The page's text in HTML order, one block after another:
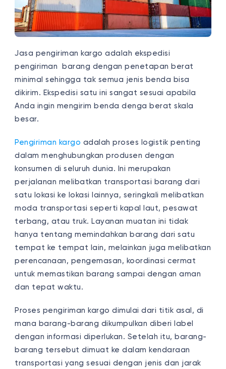
Jasa pengiriman kargo adalah ekspedisi
pengiriman barang dengan penetapan berat
minimal sehingga tak semua jenis benda bisa
dikirim. Ekspedisi satu ini sangat sesuai apabila
Anda ingin mengirim benda denga berat skala
besar.
Pengiriman kargo adalah proses logistik penting
dalam menghubungkan produsen dengan
konsumen di seluruh dunia. Ini merupakan
perjalanan melibatkan transportasi barang dari
satu lokasi ke lokasi lainnya, seringkali melibatkan
moda transportasi seperti kapal laut, pesawat
terbang, atau truk. Layananmuatan ini tidak
hanya tentang memindahkan barang dari satu
tempat ke tempat lain, melainkan juga melibatkan
perencanaan, pengemasan, koordinasi cermat
untuk memastikan barang sampai dengan aman
dan tepat waktu.
Proses pengiriman kargo dimulai dari titik asal, di
mana barang-barang dikumpulkan diberi label
dengan informasi diperlukan. Setelah itu, barang-
barang tersebut dimuat ke dalam kendaraan
transportasi yang sesuai dengan jenis dan jarak